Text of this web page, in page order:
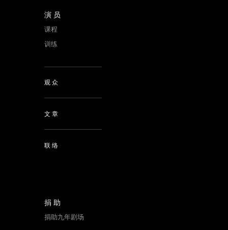
演员
课程
训练
观众
文章
联络
捐助
捐助九年剧场